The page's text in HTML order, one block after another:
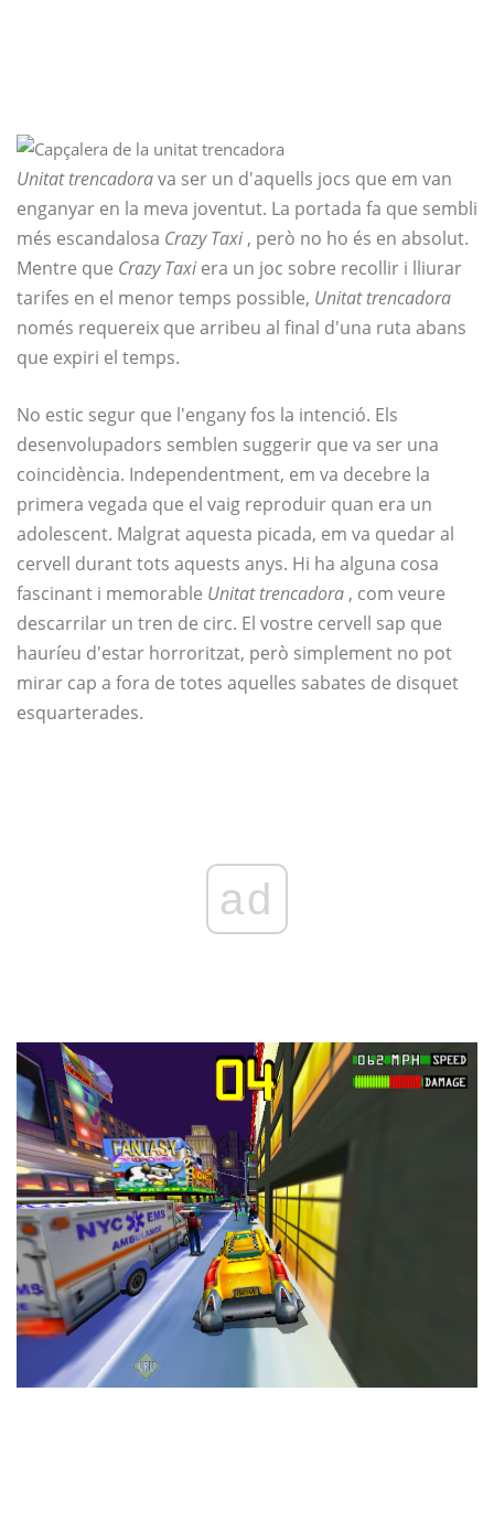
Unitat trencadorava ser un d'aquells jocs que em van
enganyar en la meva joventut. La portada fa que sembli
més escandalosa Crazy Taxi , però no ho és en absolut.
Mentre que Crazy Taxi era un joc sobre recollir i lliurar
tarifes en el menor temps possible, Unitat trencadora
només requereix que arribeu al final d'una ruta abans
que expiri el temps.
No estic segur que l'engany fos la intenció. Els
desenvolupadors semblen suggerir que va ser una
coincidència. Independentment, em va decebre la
primera vegada que el vaig reproduir quan era un
adolescent. Malgrat aquesta picada, em va quedar al
cervell durant tots aquests anys. Hi ha alguna cosa
fascinant i memorable Unitat trencadora , com veure
descarrilar un tren de circ. El vostre cervell sap que
hauríeu d'estar horroritzat, però simplement no pot
mirar cap a fora de totes aquelles sabates de disquet
esquarterades.
ad